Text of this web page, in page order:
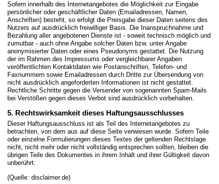
Sofern innerhalb des Internetangebotes die Möglichkeit zur Eingabe
persönlicher oder geschäftlicher Daten (Emailadressen, Namen,
Anschriften) besteht, so erfolgt die Preisgabe dieser Daten seitens des
Nutzers auf ausdrücklich freiwilliger Basis. Die Inanspruchnahme und
Bezahlung aller angebotenen Dienste ist - soweit technisch möglich und
zumutbar - auch ohne Angabe solcher Daten bzw. unter Angabe
anonymisierter Daten oder eines Pseudonyms gestattet. Die Nutzung
der im Rahmen des Impressums oder vergleichbarer Angaben
veröffentlichten Kontaktdaten wie Postanschriften, Telefon- und
Faxnummern sowie Emailadressen durch Dritte zur Übersendung von
nicht ausdrücklich angeforderten Informationen ist nicht gestattet.
Rechtliche Schritte gegen die Versender von sogenannten Spam-Mails
bei Verstößen gegen dieses Verbot sind ausdrücklich vorbehalten.
5. Rechtswirksamkeit dieses Haftungsausschlusses
Dieser Haftungsausschluss ist als Teil des Internetangebotes zu
betrachten, von dem aus auf diese Seite verwiesen wurde. Sofern Teile
oder einzelne Formulierungen dieses Textes der geltenden Rechtslage
nicht, nicht mehr oder nicht vollständig entsprechen sollten, bleiben die
übrigen Teile des Dokumentes in ihrem Inhalt und ihrer Gültigkeit davon
unberührt.
(Quelle: disclaimer.de)